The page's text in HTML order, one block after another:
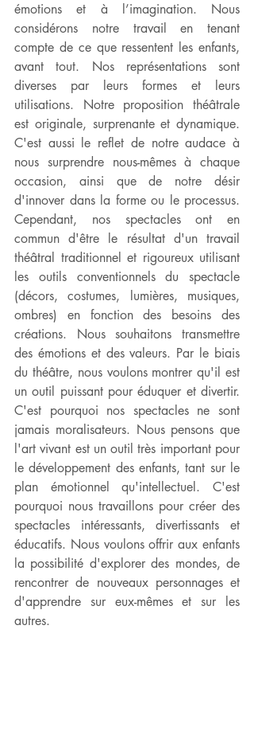
émotions et à l’imagination. Nous
considérons notre travail en tenant
compte de ce que ressentent les enfants,
avant tout. Nos représentations sont
diverses par leurs formes et leurs
utilisations. Notre proposition théâtrale
est originale, surprenante et dynamique.
C'est aussi le reflet de notre audace à
nous surprendre nous-mêmes à chaque
occasion, ainsi que de notre désir
d'innover dans la forme ou le processus.
Cependant, nos spectacles ont en
commun d'être le résultat d'un travail
théâtral traditionnel et rigoureux utilisant
les outils conventionnels du spectacle
(décors, costumes, lumières, musiques,
ombres) en fonction des besoins des
créations. Nous souhaitons transmettre
des émotions et des valeurs. Par le biais
du théâtre, nous voulons montrer qu'il est
un outil puissant pour éduquer et divertir.
C'est pourquoi nos spectacles ne sont
jamais moralisateurs. Nous pensons que
l'art vivant est un outil très important pour
le développement des enfants, tant sur le
plan émotionnel qu'intellectuel. C'est
pourquoi nous travaillons pour créer des
spectacles intéressants, divertissants et
éducatifs. Nous voulons offrir aux enfants
la possibilité d'explorer des mondes, de
rencontrer de nouveaux personnages et
d'apprendre sur eux-mêmes et sur les
autres.